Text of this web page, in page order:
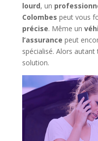
lourd, un
Colombes peut vous
précise. Même un
l’assurance peut
spécialisé. Alors
solution.